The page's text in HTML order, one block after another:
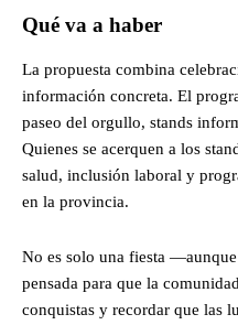
Qué va a haber
La propuesta combina
información concreta. El
paseo del orgullo, stands
Quienes se acerquen a los
salud, inclusión laboral y
en la provincia.
No es solo una fiesta
pensada para que la
conquistas y recordar que las